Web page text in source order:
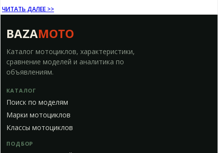
ЧИТАТЬ ДАЛЕЕ >>
BAZAMOTO
Каталог мотоциклов, характеристики,
сравнение моделей и аналитика по
объявлениям.
КАТАЛОГ
Поиск по моделям
Марки мотоциклов
Классы мотоциклов
ПОДБОР